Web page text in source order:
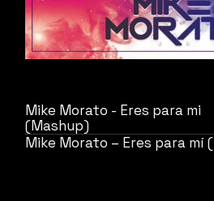
Mike Morato - Eres para mi
(Mashup)
Mike Morato – Eres para mí